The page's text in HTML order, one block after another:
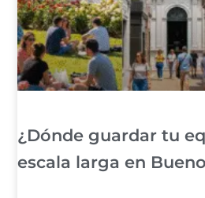
¿Dónde guardar tu
escala larga en